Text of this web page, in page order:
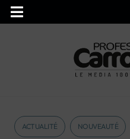
ACTUALITÉ NOUVEAUTÉ